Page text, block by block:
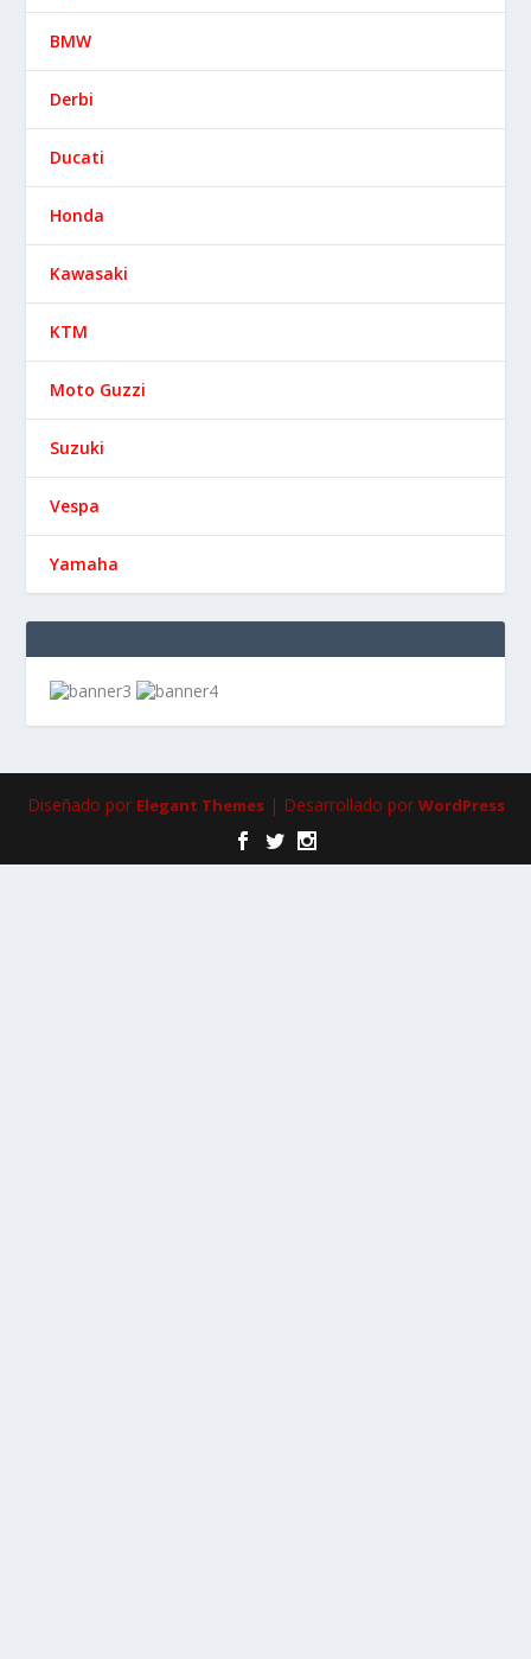
BMW
Derbi
Ducati
Honda
Kawasaki
KTM
Moto Guzzi
Suzuki
Vespa
Yamaha
Diseñado por Elegant Themes| Desarrollado por WordPress